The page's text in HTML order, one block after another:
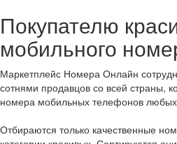
Покупателю
мобильного
Маркетплейс Номера Онлайн
сотнями продавцов со всей страны,
номера мобильных телефонов
Отбираются только качественные